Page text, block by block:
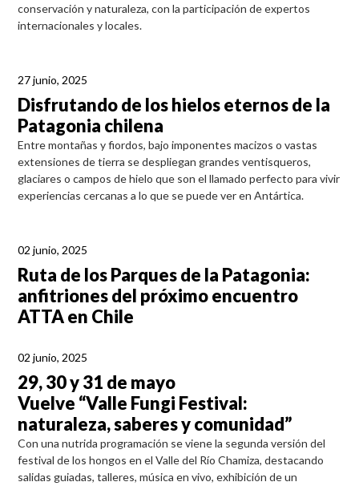
conservación y naturaleza, con la participación de expertos
internacionales y locales.
27 junio, 2025
Disfrutando de los hielos eternos de la
Patagonia chilena
Entre montañas y fiordos, bajo imponentes macizos o vastas
extensiones de tierra se despliegan grandes ventisqueros,
glaciares o campos de hielo que son el llamado perfecto para vivir
experiencias cercanas a lo que se puede ver en Antártica.
02 junio, 2025
Ruta de los Parques de la Patagonia:
anfitriones del próximo encuentro
ATTA en Chile
02 junio, 2025
29, 30 y 31 de mayo
Vuelve “Valle Fungi Festival:
naturaleza, saberes y comunidad”
Con una nutrida programación se viene la segunda versión del
festival de los hongos en el Valle del Río Chamiza, destacando
salidas guiadas, talleres, música en vivo, exhibición de un